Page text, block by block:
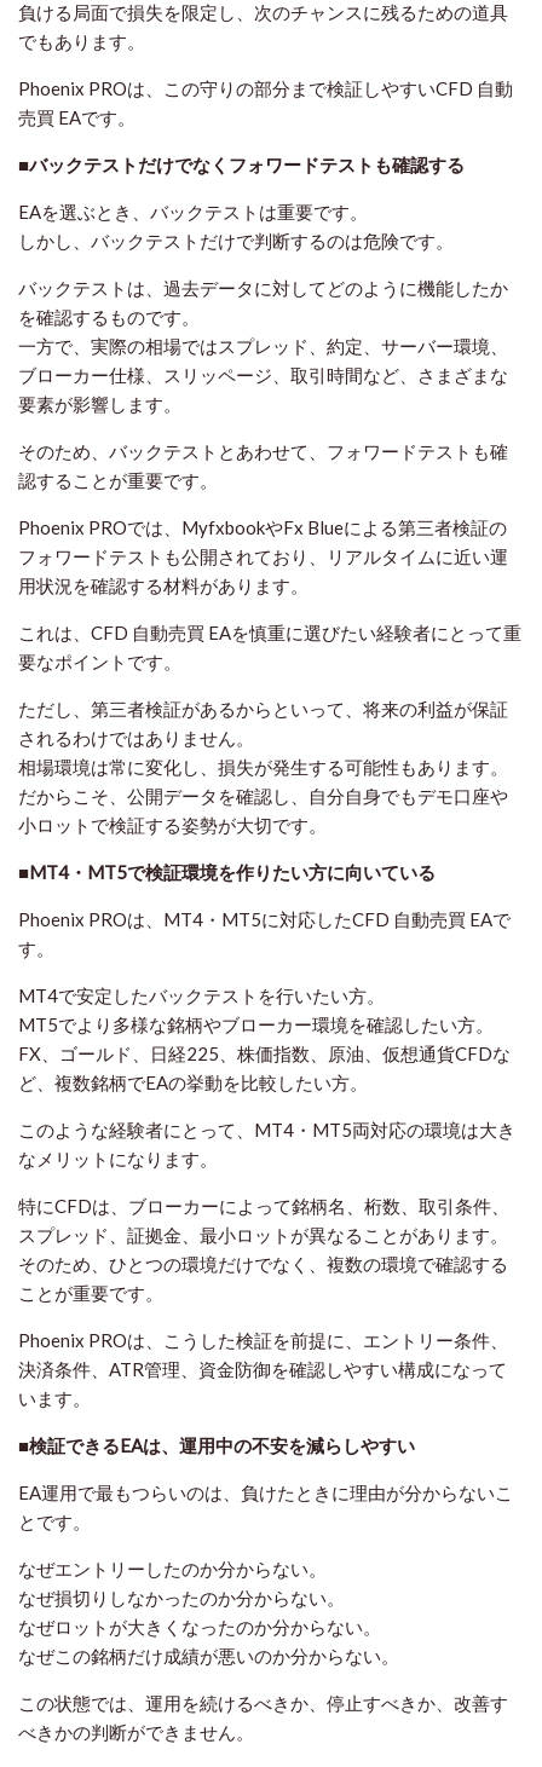
負ける局面で損失を限定し、次のチャンスに残るための道具
でもあります。
Phoenix PROは、この守りの部分まで検証しやすいCFD 自動
売買 EAです。
■バックテストだけでなくフォワードテストも確認する
EAを選ぶとき、バックテストは重要です。
しかし、バックテストだけで判断するのは危険です。
バックテストは、過去データに対してどのように機能したか
を確認するものです。
一方で、実際の相場ではスプレッド、約定、サーバー環境、
ブローカー仕様、スリッページ、取引時間など、さまざまな
要素が影響します。
そのため、バックテストとあわせて、フォワードテストも確
認することが重要です。
Phoenix PROでは、MyfxbookやFx Blueによる第三者検証の
フォワードテストも公開されており、リアルタイムに近い運
用状況を確認する材料があります。
これは、CFD 自動売買 EAを慎重に選びたい経験者にとって重
要なポイントです。
ただし、第三者検証があるからといって、将来の利益が保証
されるわけではありません。
相場環境は常に変化し、損失が発生する可能性もあります。
だからこそ、公開データを確認し、自分自身でもデモ口座や
小ロットで検証する姿勢が大切です。
■MT4・MT5で検証環境を作りたい方に向いている
Phoenix PROは、MT4・MT5に対応したCFD 自動売買 EAで
す。
MT4で安定したバックテストを行いたい方。
MT5でより多様な銘柄やブローカー環境を確認したい方。
FX、ゴールド、日経225、株価指数、原油、仮想通貨CFDな
ど、複数銘柄でEAの挙動を比較したい方。
このような経験者にとって、MT4・MT5両対応の環境は大き
なメリットになります。
特にCFDは、ブローカーによって銘柄名、桁数、取引条件、
スプレッド、証拠金、最小ロットが異なることがあります。
そのため、ひとつの環境だけでなく、複数の環境で確認する
ことが重要です。
Phoenix PROは、こうした検証を前提に、エントリー条件、
決済条件、ATR管理、資金防御を確認しやすい構成になって
います。
■検証できるEAは、運用中の不安を減らしやすい
EA運用で最もつらいのは、負けたときに理由が分からないこ
とです。
なぜエントリーしたのか分からない。
なぜ損切りしなかったのか分からない。
なぜロットが大きくなったのか分からない。
なぜこの銘柄だけ成績が悪いのか分からない。
この状態では、運用を続けるべきか、停止すべきか、改善す
べきかの判断ができません。